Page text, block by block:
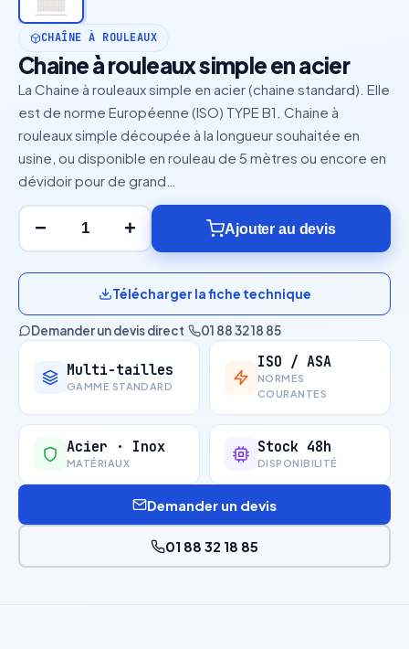
CHAÎNE À ROULEAUX
Chaine à rouleaux simple en acier
La Chaine à rouleaux simple en acier (chaine standard). Elle
est de norme Européenne (ISO) TYPE B1. Chaine à
rouleaux simple découpée à la longueur souhaitée en
usine, ou disponible en rouleau de 5 mètres ou encore en
dévidoir pour de grand…
− + Ajouter au devis
Télécharger la fiche technique
Demander un devis direct· 01 88 32 18 85
Multi-tailles
GAMME STANDARD
ISO / ASA
NORMES
COURANTES
Acier · Inox
MATÉRIAUX
Stock 48h
DISPONIBILITÉ
Demander un devis
01 88 32 18 85